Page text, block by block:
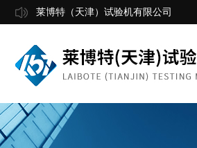
莱博特（天津）试验机有限公司